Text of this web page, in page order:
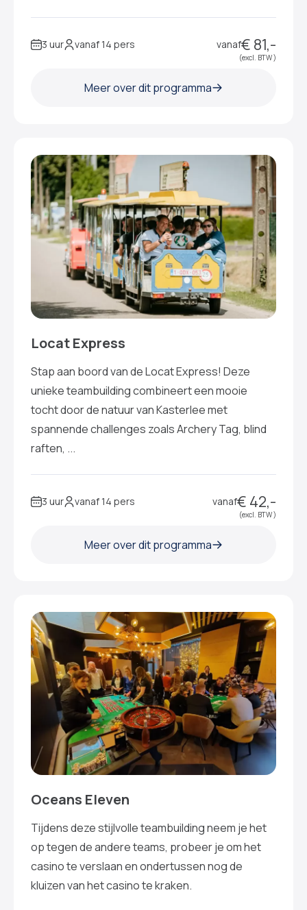
3 uur vanaf 14 pers vanaf€ 81,-
(excl. BTW )
Meer over dit programma
Locat Express
Stap aan boord van de Locat Express! Deze
unieke teambuilding combineert een mooie
tocht door de natuur van Kasterlee met
spannende challenges zoals Archery Tag, blind
raften, ...
3 uur vanaf 14 pers vanaf€ 42,-
(excl. BTW )
Meer over dit programma
Oceans Eleven
Tijdens deze stijlvolle teambuilding neem je het
op tegen de andere teams, probeer je om het
casino te verslaan en ondertussen nog de
kluizen van het casino te kraken.